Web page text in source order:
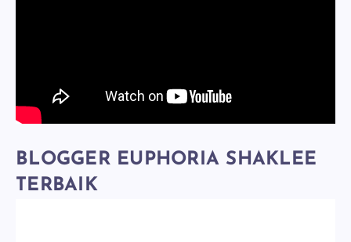
BLOGGER EUPHORIA SHAKLEE
TERBAIK